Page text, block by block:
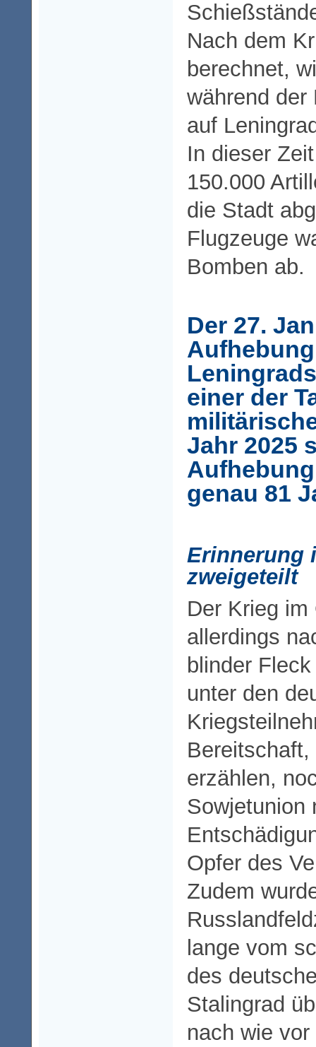
Nach dem
berechnet,
während der
auf
In dieser
150.000
die Stadt
Flugzeuge
Bomben ab.
Der 27.
einer der
Jahr 2025
genau 81
Erinnerung
zweigeteilt
Der Krieg
allerdings
blinder
unter den
erzählen,
Sowjetunion
Opfer des
Zudem
lange vom
des
Stalingrad
nach wie